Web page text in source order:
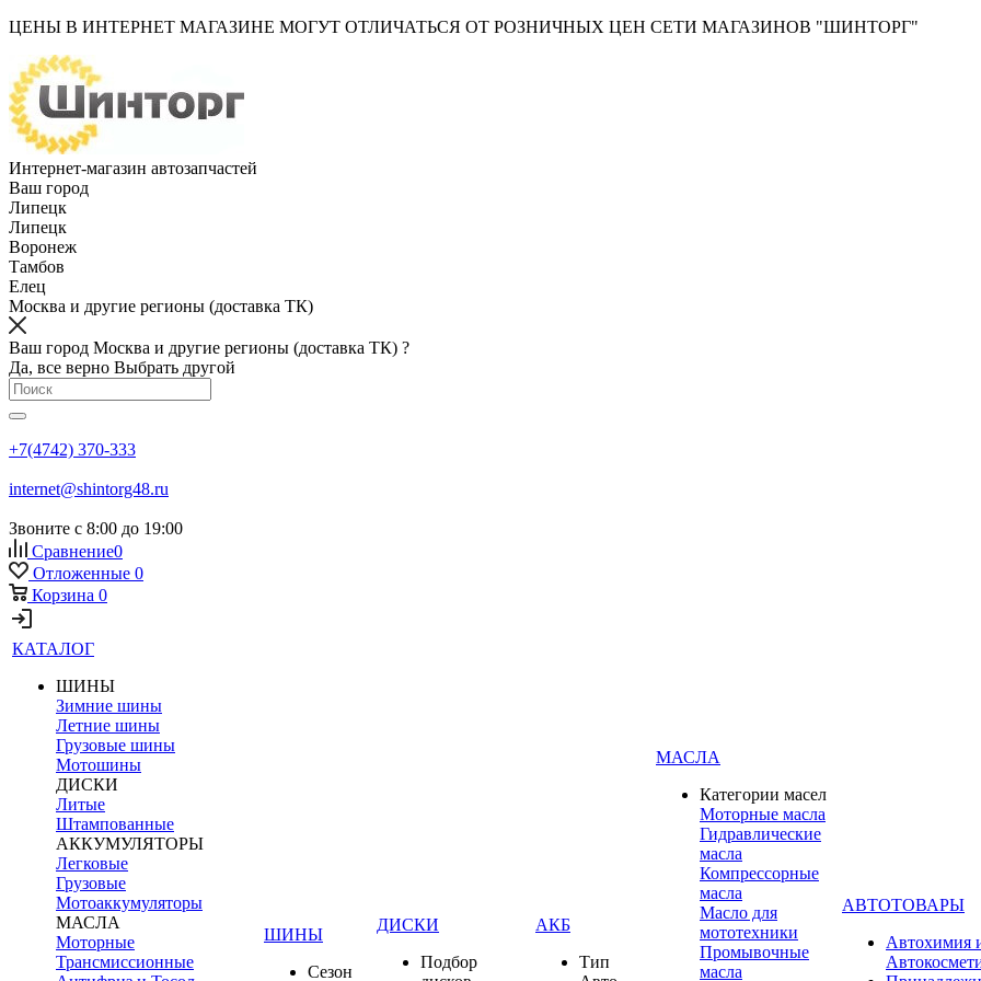
ЦЕНЫ В ИНТЕРНЕТ МАГАЗИНЕ МОГУТ ОТЛИЧАТЬСЯ ОТ РОЗНИЧНЫХ ЦЕН СЕТИ МАГАЗИНОВ "ШИНТОРГ"
Интернет-магазин автозапчастей
Ваш город
Липецк
Липецк
Воронеж
Тамбов
Елец
Москва и другие регионы (доставка ТК)
Ваш город Москва и другие регионы (доставка ТК) ?
Да, все верно Выбрать другой
+7(4742) 370-333
internet@shintorg48.ru
Звоните с 8:00 до 19:00
Сравнение0
Отложенные 0
Корзина 0
КАТАЛОГ
ШИНЫ
Зимние шины
Летние шины
Грузовые шины
Мотошины
ДИСКИ
Литые
Штампованные
АККУМУЛЯТОРЫ
Легковые
Грузовые
Мотоаккумуляторы
МАСЛА
Моторные
Трансмиссионные
ШИНЫ
Сезон
ДИСКИ
Подбор
АКБ
Тип
МАСЛА
Категории масел
Моторные масла
Гидравлические
масла
Компрессорные
масла
Масло для
мототехники
Промывочные
масла
АВТОТОВАРЫ
Автохимия